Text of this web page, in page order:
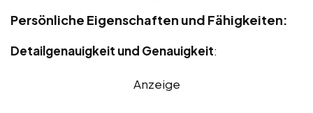
Persönliche Eigenschaften und Fähigkeiten:
Detailgenauigkeit und Genauigkeit:
Anzeige